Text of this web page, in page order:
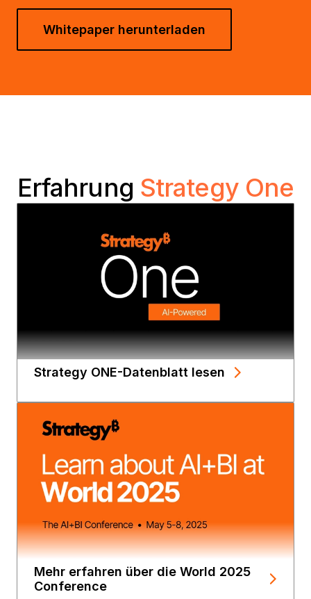
Whitepaper herunterladen
Erfahrung Strategy One
Strategy ONE-Datenblatt lesen
Mehr erfahren über die World 2025
Conference